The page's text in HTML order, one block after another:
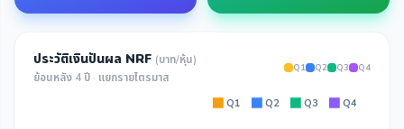
ประวัติเงินปันผล NRF (บาท/หุ้น)
ย้อนหลัง 4 ปี · แยกรายไตรมาส
Q1 Q2 Q3 Q4
Q1 Q2 Q3 Q4